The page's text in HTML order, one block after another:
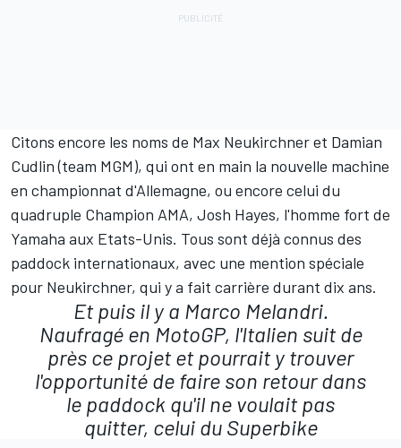
Citons encore les noms de Max Neukirchner et Damian
Cudlin (team MGM), qui ont en main la nouvelle machine
en championnat d'Allemagne, ou encore celui du
quadruple Champion AMA, Josh Hayes, l'homme fort de
Yamaha aux Etats-Unis. Tous sont déjà connus des
paddock internationaux, avec une mention spéciale
pour Neukirchner, qui y a fait carrière durant dix ans.
Et puis il y a Marco Melandri.
Naufragé en MotoGP, l'Italien suit de
près ce projet et pourrait y trouver
l'opportunité de faire son retour dans
le paddock qu'il ne voulait pas
quitter, celui du Superbike